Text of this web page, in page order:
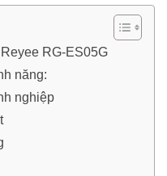
RG-ES05G
năng:
nghiệp